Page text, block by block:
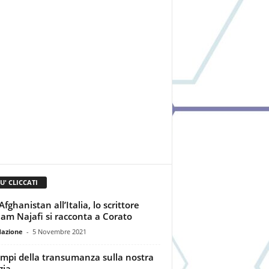
CLICCATI
all’Italia, lo scrittore
Najafi si racconta a Corato
- 5 Novembre 2021
della transumanza sulla nostra